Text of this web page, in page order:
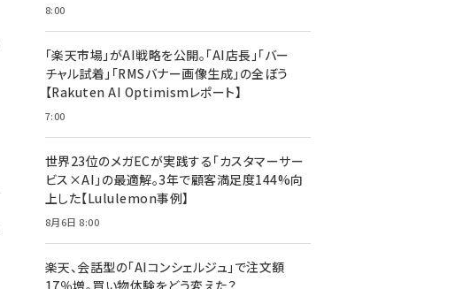
8:00
「楽天市場」がAI戦略を公開。「AI店長」「バー
チャル試着」「RMSバナー画像生成」の全ぼう
【Rakuten AI Optimismレポート】
7:00
世界23位のメガECが実践する「カスタマーサー
ビス×AI」の最適解。3年で顧客満足度144%向
上した【Lululemon事例】
8月6日 8:00
楽天、会話型の「AIコンシェルジュ」で注文額
17％増。買い物体験をどう変えた？